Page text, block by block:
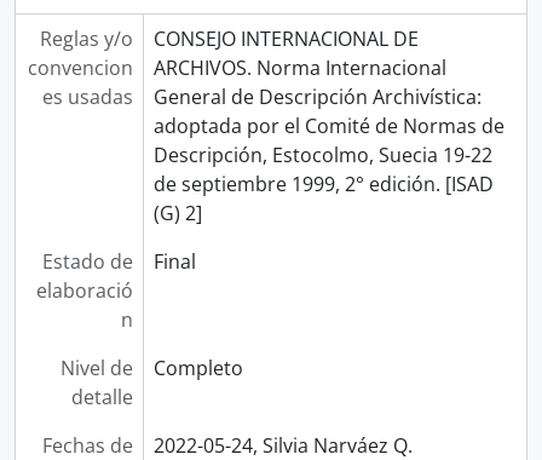
Reglas y/o
convencion
es usadas
CONSEJO INTERNACIONAL DE
ARCHIVOS. Norma Internacional
General de Descripción Archivística:
adoptada por el Comité de Normas de
Descripción, Estocolmo, Suecia 19-22
de septiembre 1999, 2° edición. [ISAD
(G) 2]
Estado de
elaboració
n
Final
Nivel de
detalle
Completo
Fechas de
2022-05-24, Silvia Narváez Q.